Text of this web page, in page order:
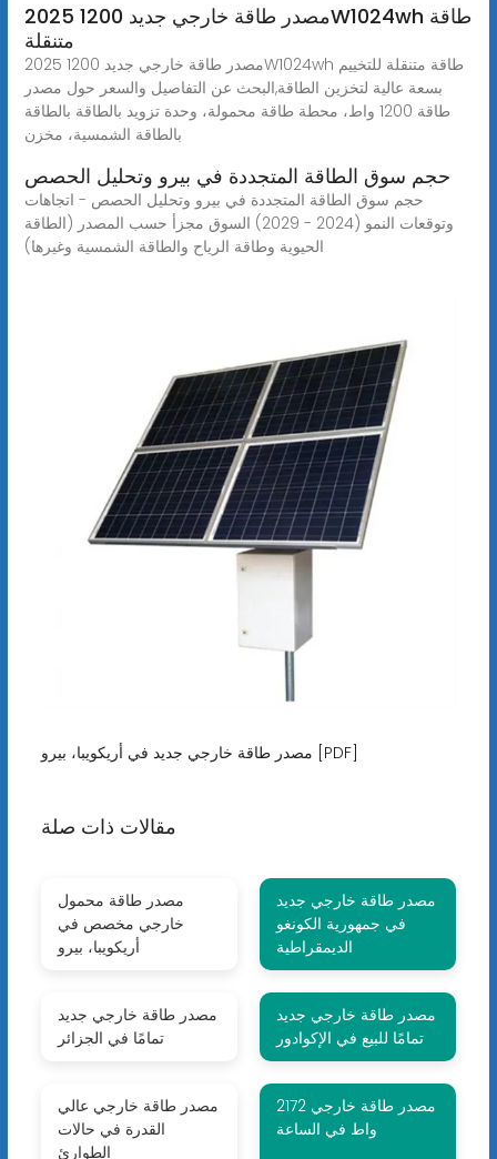
2025 مصدر طاقة خارجي جديد 1200W1024wh طاقة
متنقلة
2025 مصدر طاقة خارجي جديد 1200W1024wh طاقة متنقلة للتخييم
بسعة عالية لتخزين الطاقة,البحث عن التفاصيل والسعر حول مصدر
طاقة 1200 واط، محطة طاقة محمولة، وحدة تزويد بالطاقة بالطاقة
بالطاقة الشمسية، مخزن
حجم سوق الطاقة المتجددة في بيرو وتحليل الحصص
حجم سوق الطاقة المتجددة في بيرو وتحليل الحصص - اتجاهات
وتوقعات النمو (2024 - 2029) السوق مجزأ حسب المصدر (الطاقة
الحيوية وطاقة الرياح والطاقة الشمسية وغيرها)
مصدر طاقة خارجي جديد في أريكويبا، بيرو [PDF]
مقالات ذات صلة
مصدر طاقة محمول
خارجي مخصص في
أريكويبا، بيرو
مصدر طاقة خارجي جديد
في جمهورية الكونغو
الديمقراطية
مصدر طاقة خارجي جديد
تمامًا في الجزائر
مصدر طاقة خارجي جديد
تمامًا للبيع في الإكوادور
مصدر طاقة خارجي عالي
القدرة في حالات
الطوارئ
مصدر طاقة خارجي 2172
واط في الساعة